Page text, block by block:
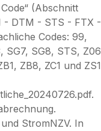
(Abschnitt
- DTM - STS - FTX -
Codes: 99,
SG7, SG8, STS,
ZB8, ZC1 und
StromNZV. In